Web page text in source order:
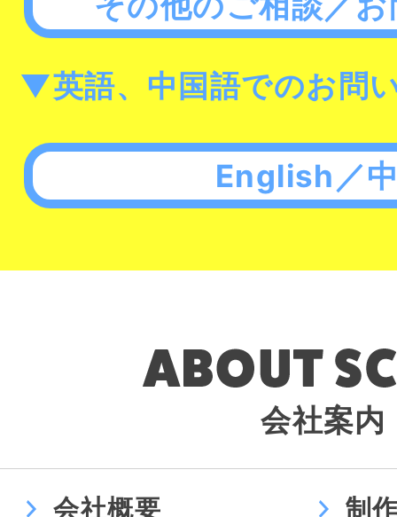
▼英語、中国語でのお問
English／
会社案内
会社概要 制